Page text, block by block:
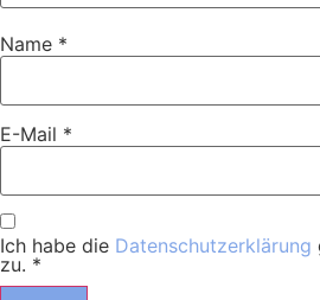
Name *
E-Mail *
Ich habe die Datenschutzerklärung
zu. *